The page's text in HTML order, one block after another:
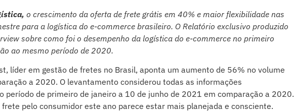
o crescimento da oferta de frete grátis em 40% e maior flexibilidade nas
para a logística do e-commerce brasileiro. O Relatório exclusivo produzido
sobre como foi o desempenho da logística do e-commerce no primeiro
ao mesmo período de 2020.
líder em gestão de fretes no Brasil, aponta um aumento de 56% no volume
a 2020. O levantamento considerou todas as informações
período de primeiro de janeiro a 10 de junho de 2021 em comparação a 2020.
pelo consumidor este ano parece estar mais planejada e consciente.